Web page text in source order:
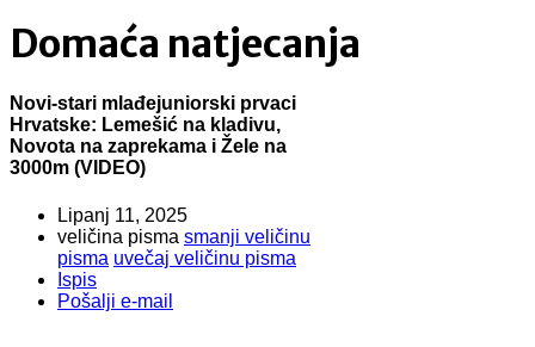
Domaća natjecanja
Novi-stari mlađejuniorski prvaci
Hrvatske: Lemešić na kladivu,
Novota na zaprekama i Žele na
3000m (VIDEO)
Lipanj 11, 2025
veličina pisma smanji veličinu
pisma uvečaj veličinu pisma
Ispis
Pošalji e-mail